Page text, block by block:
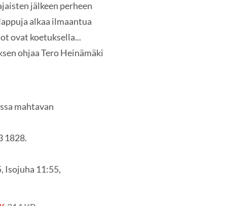
jälkeen perheen
alkaa ilmaantua
ovat koetuksella...
ohjaa Tero Heinämäki
mahtavan
1828.
Isojuha 11:55,